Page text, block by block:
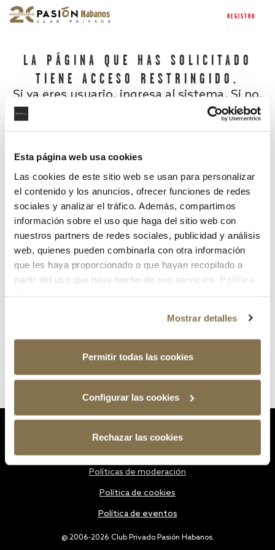
Esta página web usa cookies
Las cookies de este sitio web se usan para personalizar
el contenido y los anuncios, ofrecer funciones de redes
sociales y analizar el tráfico. Además, compartimos
información sobre el uso que haga del sitio web con
nuestros partners de redes sociales, publicidad y análisis
web, quienes pueden combinarla con otra información
que les haya proporcionado o que hayan recopilado a
partir del uso que haya hecho de sus servicios. Política
Mostrar detalles
Permitir todas las cookies
Configurar las cookies
Rechazar las cookies
REGISTRO
LA PÁGINA QUE HAS SOLICITADO
TIENE ACCESO RESTRINGIDO.
Si ya eres usuario, ingresa al sistema. Si no,
¿Has olvidado tu contraseña?
@ 2006-2026 Club Privado Pasión Habanos.
Políticas de moderación
Política de cookies
Política de eventos